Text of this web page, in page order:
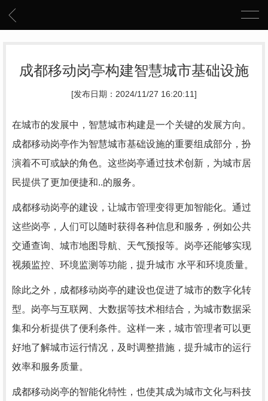
成都移动岗亭构建智慧城市基础设施
[发布日期：2024/11/27 16:20:11]
在城市的发展中，智慧城市构建是一个关键的发展方向。
成都移动岗亭作为智慧城市基础设施的重要组成部分，扮
演着不可或缺的角色。这些岗亭通过技术创新，为城市居
民提供了更加便捷和..的服务。
成都移动岗亭的建设，让城市管理变得更加智能化。通过
这些岗亭，人们可以随时获得各种信息和服务，例如公共
交通查询、城市地图导航、天气预报等。岗亭还能够实现
视频监控、环境监测等功能，提升城市 水平和环境质量。
除此之外，成都移动岗亭的建设也促进了城市的数字化转
型。岗亭与互联网、大数据等技术相结合，为城市数据采
集和分析提供了便利条件。这样一来，城市管理者可以更
好地了解城市运行情况，及时调整措施，提升城市的运行
效率和服务质量。
成都移动岗亭的智能化特性，也使其成为城市文化与科技